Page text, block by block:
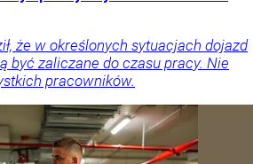
że w określonych sytuacjach dojazd
być zaliczane do czasu pracy. Nie
pracowników.